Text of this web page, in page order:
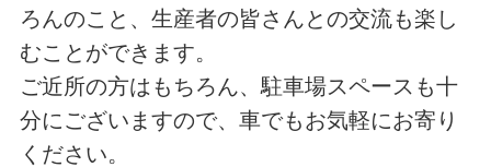
ろんのこと、生産者の皆さんとの交流も楽し
むことができます。
ご近所の方はもちろん、駐車場スペースも十
分にございますので、車でもお気軽にお寄り
ください。